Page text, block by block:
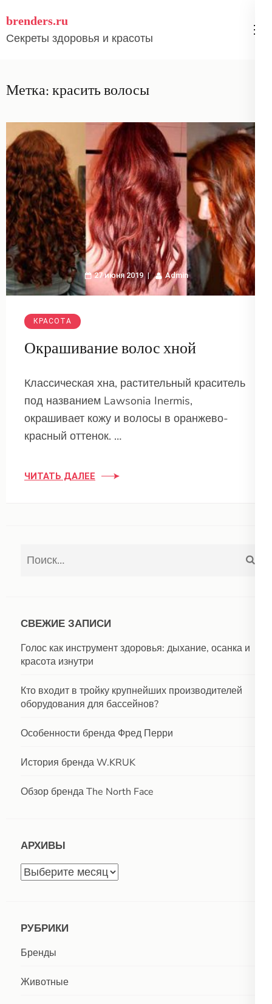
содержимому
brenders.ru
Секреты здоровья и красоты
Метка:красить волосы
27 июня 2019 Admin
КРАСОТА
Окрашивание волос хной
Классическая хна, растительный краситель
под названием Lawsonia Inermis,
окрашивает кожу и волосы в оранжево-
красный оттенок. …
ЧИТАТЬ ДАЛЕЕ
СВЕЖИЕ ЗАПИСИ
Голос как инструмент здоровья: дыхание, осанка и
красота изнутри
Кто входит в тройку крупнейших производителей
оборудования для бассейнов?
Особенности бренда Фред Перри
История бренда W.KRUK
Обзор бренда The North Face
АРХИВЫ
Архивы
РУБРИКИ
Бренды
Животные